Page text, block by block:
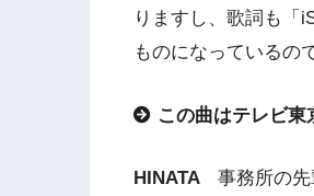
りますし、歌詞も「
ものになっているの
この曲はテレビ東
HINATA 事務所の